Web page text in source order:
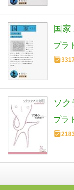
国
プラ
ソク
プラ